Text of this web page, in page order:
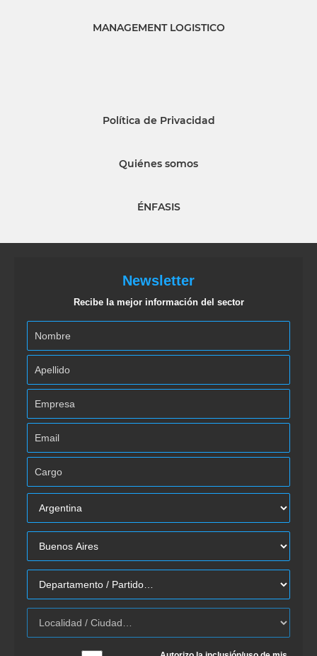
MANAGEMENT LOGISTICO
Política de Privacidad
Quiénes somos
ÉNFASIS
Newsletter
Recibe la mejor información del sector